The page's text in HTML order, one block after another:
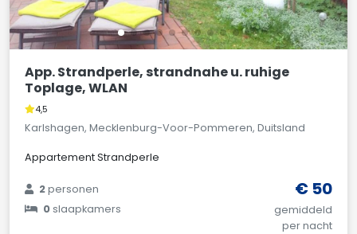
App. Strandperle, strandnahe u. ruhige
Toplage, WLAN
4,5
Karlshagen, Mecklenburg-Voor-Pommeren, Duitsland
Appartement Strandperle
2personen
0slaapkamers
€ 50
gemiddeld
per nacht